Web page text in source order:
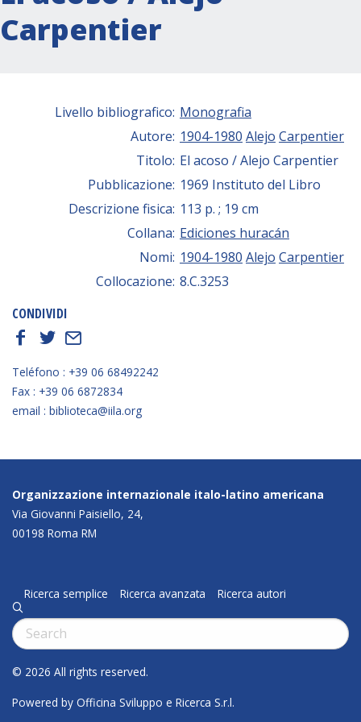
Carpentier
Livello bibliografico: Monografia
Autore: 1904-1980 Alejo Carpentier
Titolo: El acoso / Alejo Carpentier
Pubblicazione: 1969 Instituto del Libro
Descrizione fisica: 113 p. ; 19 cm
Collana: Ediciones huracán
Nomi: 1904-1980 Alejo Carpentier
Collocazione: 8.C.3253
CONDIVIDI
f
t E
Teléfono : +39 06 68492242
Fax : +39 06 6872834
email : biblioteca@iila.org
Organizzazione internazionale italo-latino americana
Via Giovanni Paisiello, 24,
00198 Roma RM
Ricerca semplice Ricerca avanzata Ricerca autori
q
Cerca:
© 2026 All rights reserved.
Powered by Officina Sviluppo e Ricerca S.r.l.